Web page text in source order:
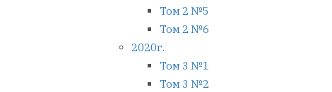
Том 2 №5
Том 2 №6
2020г.
Том 3 №1
Том 3 №2